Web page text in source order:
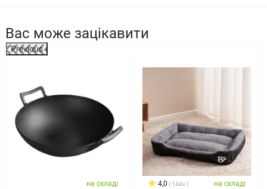
Вас може зацікавити
Previous
на складі 4,0 144x на складі